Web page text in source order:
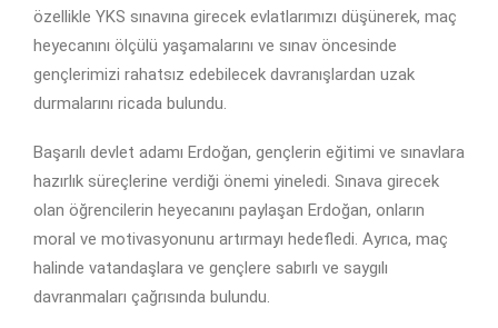
özellikle YKS sınavına girecek evlatlarımızı düşünerek, maç
heyecanını ölçülü yaşamalarını ve sınav öncesinde
gençlerimizi rahatsız edebilecek davranışlardan uzak
durmalarını ricada bulundu.
Başarılı devlet adamı Erdoğan, gençlerin eğitimi ve sınavlara
hazırlık süreçlerine verdiği önemi yineledi. Sınava girecek
olan öğrencilerin heyecanını paylaşan Erdoğan, onların
moral ve motivasyonunu artırmayı hedefledi. Ayrıca, maç
halinde vatandaşlara ve gençlere sabırlı ve saygılı
davranmaları çağrısında bulundu.